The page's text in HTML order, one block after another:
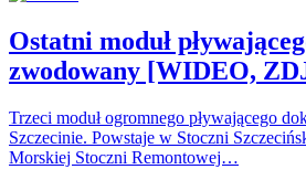
Ostatni moduł
zwodowany [WIDEO,
Trzeci moduł ogromnego pływającego
Szczecinie. Powstaje w Stoczni
Morskiej Stoczni Remontowej…